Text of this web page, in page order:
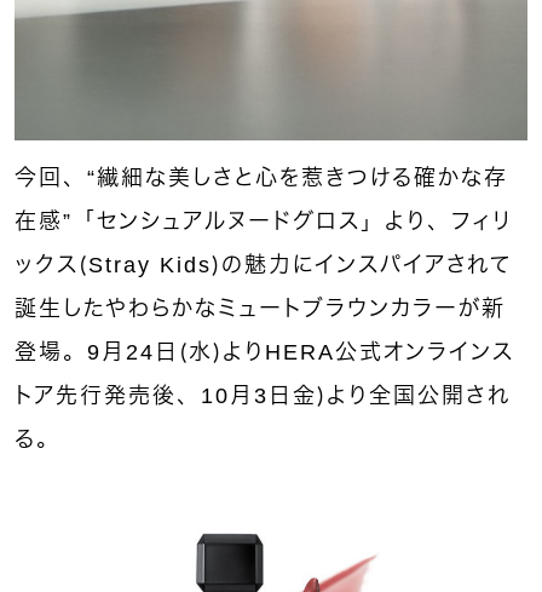
今回、“繊細な美しさと心を惹きつける確かな存
在感”「センシュアルヌードグロス」より、フィリ
ックス（Stray Kids）の魅力にインスパイアされて
誕生したやわらかなミュートブラウンカラーが新
登場。9月24日（水）よりHERA公式オンラインス
トア先行発売後、10月3日金）より全国公開され
る。